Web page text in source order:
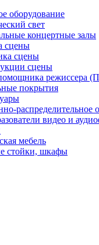
оборудование
свет
концертные залы
сцены
сцены
сцены
режиссера
покрытия
распределительное
видео и
мебель
стойки, шкафы